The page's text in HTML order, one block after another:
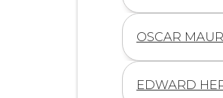
Información
OSCAR
Información
EDWARD